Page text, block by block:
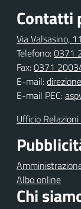
Contatti
Via Valsasino,
Telefono:0371
Fax:0371
E-mail:
E-mail PEC:
Ufficio
Albo online
Chi